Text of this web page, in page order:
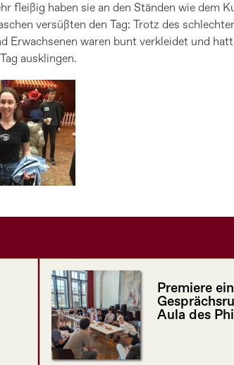
fleißig haben sie an den Ständen wie dem
versüßten den Tag: Trotz des
waren bunt verkleidet und
ausklingen.
Premiere
Aula des